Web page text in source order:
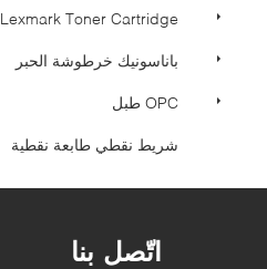
Lexmark Toner Cartridge
باناسونيك خرطوشة الحبر
OPC طبل
شريط نقطي طابعة نقطية
اتّصل بنا